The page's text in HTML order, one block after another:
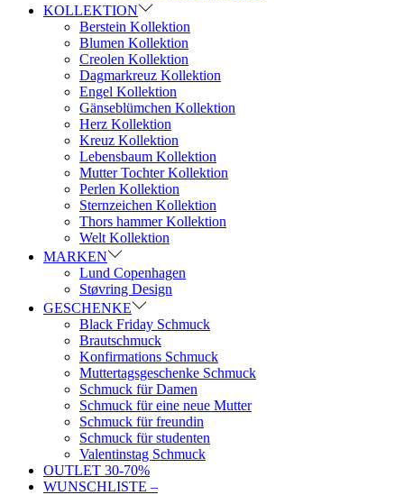
KOLLEKTION
Berstein Kollektion
Blumen Kollektion
Creolen Kollektion
Dagmarkreuz Kollektion
Engel Kollektion
Gänseblümchen Kollektion
Herz Kollektion
Kreuz Kollektion
Lebensbaum Kollektion
Mutter Tochter Kollektion
Perlen Kollektion
Sternzeichen Kollektion
Thors hammer Kollektion
Welt Kollektion
MARKEN
Lund Copenhagen
Støvring Design
GESCHENKE
Black Friday Schmuck
Brautschmuck
Konfirmations Schmuck
Muttertagsgeschenke Schmuck
Schmuck für Damen
Schmuck für eine neue Mutter
Schmuck für freundin
Schmuck für studenten
Valentinstag Schmuck
OUTLET 30-70%
WUNSCHLISTE –